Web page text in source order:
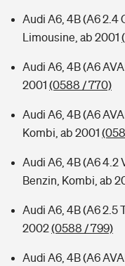
Audi A6, 4B (A6 2.4
Limousine, ab 2001
Audi A6, 4B (A6
2001 (0588 / 770)
Audi A6, 4B (A6
Kombi, ab 2001
Audi A6, 4B (A6 4.2
Benzin, Kombi, ab
Audi A6, 4B (A6 2.5
2002(0588 / 799)
Audi A6, 4B (A6